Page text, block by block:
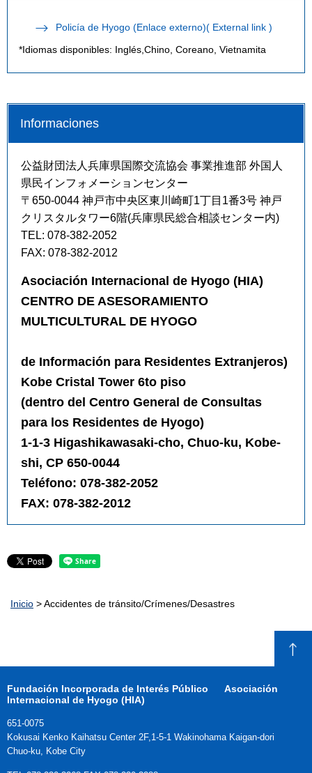
Policía de Hyogo (Enlace externo)( External link )
*Idiomas disponibles: Inglés,Chino, Coreano, Vietnamita
Informaciones
公益財団法人兵庫県国際交流協会 事業推進部 外国人
県民インフォメーションセンター
〒650-0044 神戸市中央区東川崎町1丁目1番3号 神戸
クリスタルタワー6階(兵庫県民総合相談センター内)
TEL: 078-382-2052
FAX: 078-382-2012
Asociación Internacional de Hyogo (HIA)
CENTRO DE ASESORAMIENTO
MULTICULTURAL DE HYOGO
de Información para Residentes Extranjeros)
Kobe Cristal Tower 6to piso
(dentro del Centro General de Consultas
para los Residentes de Hyogo)
1-1-3 Higashikawasaki-cho, Chuo-ku, Kobe-
shi, CP 650-0044
Teléfono: 078-382-2052
FAX: 078-382-2012
Inicio > Accidentes de tránsito/Crímenes/Desastres
Fundación Incorporada de Interés Público
Asociación
Internacional de Hyogo (HIA)
651-0075
Kokusai Kenko Kaihatsu Center 2F,1-5-1 Wakinohama Kaigan-dori
Chuo-ku, Kobe City